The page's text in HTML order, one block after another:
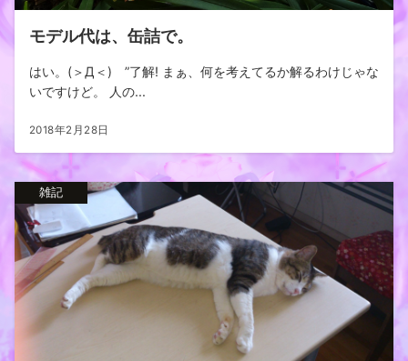
モデル代は、缶詰で。
はい。(＞Д＜)ゝ”了解! まぁ、何を考えてるか解るわけじゃな
いですけど。 人の...
2018年2月28日
雑記